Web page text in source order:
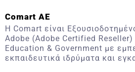
Comart AE
H Comart είναι
Adobe (Adobe Certified
Education & Government με
εκπαιδευτικά ιδρύματα και